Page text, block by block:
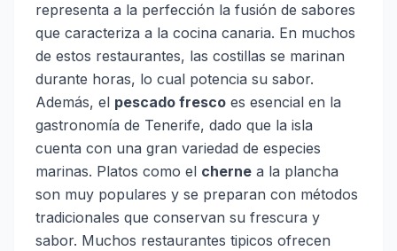
representa a la perfección la fusión de sabores
que caracteriza a la cocina canaria. En muchos
de estos restaurantes, las costillas se marinan
durante horas, lo cual potencia su sabor.
Además, el pescado fresco es esencial en la
gastronomía de Tenerife, dado que la isla
cuenta con una gran variedad de especies
marinas. Platos como el cherne a la plancha
son muy populares y se preparan con métodos
tradicionales que conservan su frescura y
sabor. Muchos restaurantes tipicos ofrecen